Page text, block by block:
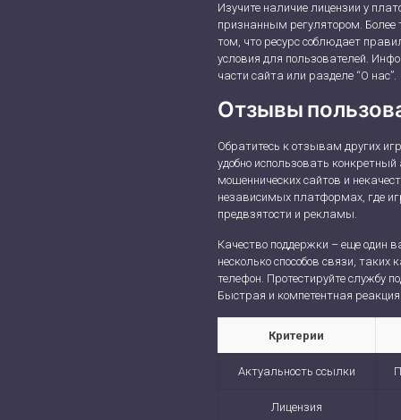
Изучите наличие лицензии у
признанным регулятором. Более
том, что ресурс соблюдает
условия для пользователей.
части сайта или разделе “О нас”.
Отзывы
Обратитесь к отзывам других
удобно использовать
мошеннических сайтов и
независимых платформах, где
предвзятости и рекламы.
Качество поддержки – еще один
несколько способов связи,
телефон. Протестируйте службу
Быстрая и компетентная
Критерии
Актуальность ссылки
Лицензия